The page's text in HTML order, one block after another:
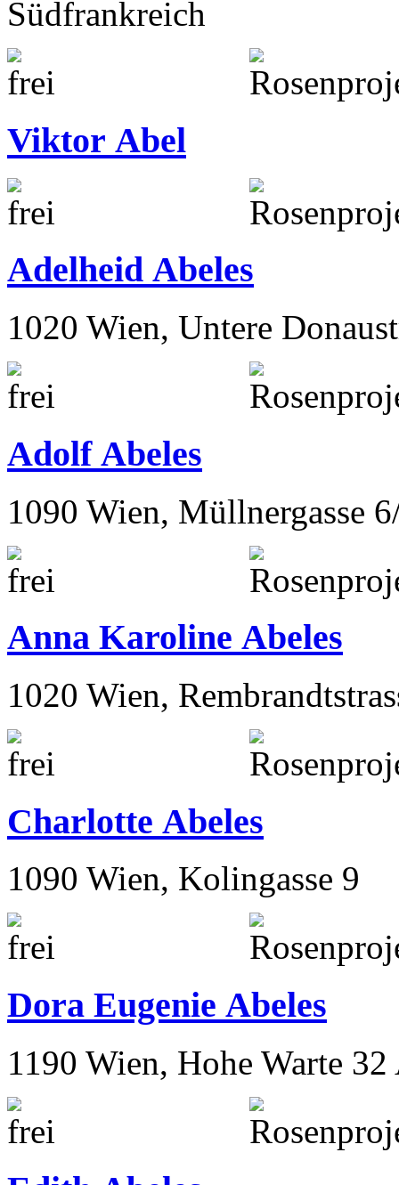
Südfrankreich
Viktor Abel
Adelheid Abeles
1020 Wien, Untere
Adolf Abeles
1090 Wien, Müllnergasse
Anna Karoline Abeles
1020 Wien,
Charlotte Abeles
1090 Wien, Kolingasse 9
Dora Eugenie Abeles
1190 Wien, Hohe Warte